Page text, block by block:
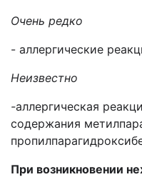
Очень редко
- аллергические
Неизвестно
-аллергическая
содержания
При возникновении